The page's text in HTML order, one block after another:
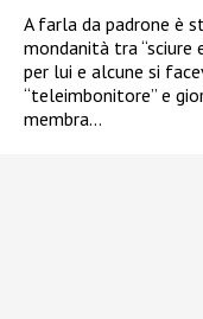
A farla da padrone è
mondanità tra “sciure
per lui e alcune si
“teleimbonitore” e
membra…